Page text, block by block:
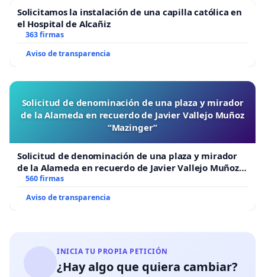
Solicitamos la instalación de una capilla católica en
el Hospital de Alcañiz
363 firmas
Aviso de transparencia
Solicitud de denominación de una plaza y mirador
de la Alameda en recuerdo de Javier Vallejo Muñoz
“Mazinger”
Solicitud de denominación de una plaza y mirador
de la Alameda en recuerdo de Javier Vallejo Muñoz
“Mazinger”
560 firmas
Aviso de transparencia
INICIA TU PROPIA PETICIÓN
¿Hay algo que quiera cambiar?